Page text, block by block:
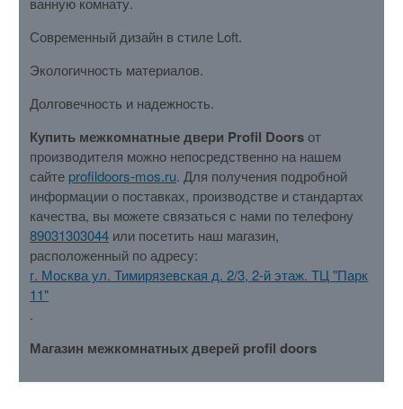
Современный дизайн в стиле Loft.
Экологичность материалов.
Долговечность и надежность.
Купить межкомнатные двери Profil Doorsот
производителя можно непосредственно на нашем
сайте profildoors-mos.ru. Для получения подробной
информации о поставках, производстве и стандартах
качества, вы можете связаться с нами по телефону
89031303044 или посетить наш магазин,
расположенный по адресу:
г. Москва ул. Тимирязевская д. 2/3, 2-й этаж. ТЦ "Парк
11"
.
Магазин межкомнатных дверей profil doors